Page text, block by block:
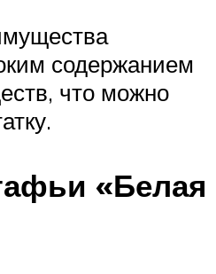
содержанием
что можно
«Белая